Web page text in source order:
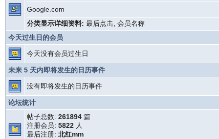
Google.com
分类显示详细资料: 最后点击, 会员名称
今天过生日的会员
今天没有会员过生日
未来 5 天内即将发生的日历事件
没有即将发生的日历事件
论坛统计
帖子总数: 261894篇
注册会员: 5822人
最后注册: 北红mm